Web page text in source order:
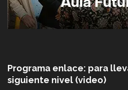
Programa enlace: para
siguiente nivel (video)